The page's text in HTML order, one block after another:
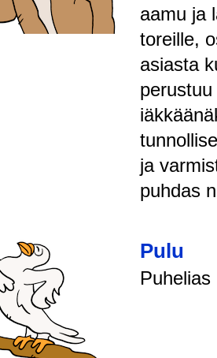
aamu ja
toreille,
asiasta
ja
puhdas
Pulu
Puhelias